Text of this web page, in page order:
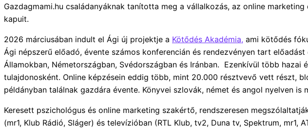
Gazdagmami.hu családanyáknak tanította meg a vállalkozás, az online
kapuit.
2026 márciusában indult el Ági új projektje a Kötődés Akadémia, ami kötődés
Ági népszerű előadó, évente számos konferencián és rendezvényen tart
Államokban, Németországban, Svédországban és Iránban. Ezenkívül több
tulajdonosként. Online képzésein eddig több, mint 20.000 résztvevő vett részt,
példányban találnak gazdára évente. Könyvei szlovák, német és angol nyelven is
Keresett pszichológus és online marketing szakértő, rendszeresen
(mr1, Klub Rádió, Sláger) és televízióban (RTL Klub, tv2, Duna tv, Spektrum,